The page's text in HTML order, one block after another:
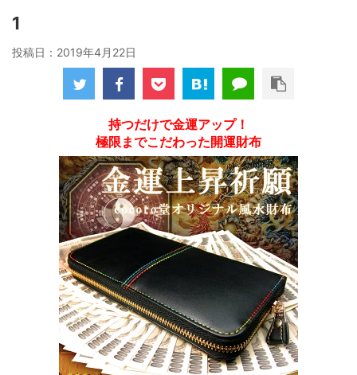
1
投稿日： 2019年4月22日
持つだけで金運アップ！
極限までこだわった開運財布